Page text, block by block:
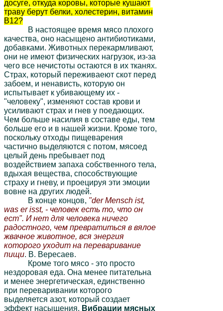
досуге, откуда коровы, которые кушают
траву берут белки, холестерин, витамин
В12?
В настоящее время мясо плохого
качества, оно насыщено антибиотиками,
добавками. Животных перекармливают,
они не имеют физических нагрузок, из-за
чего все нечистоты остаются в их тканях.
Страх, который переживаеют скот перед
забоем, и ненависть, которую он
испытывает к убивающему их -
"человеку", изменяют состав крови и
усиливают страх и гнев у поедающих.
Чем больше насилия в составе еды, тем
больше его и в нашей жизни. Кроме того,
поскольку отходы пищеварения
частично выделяются с потом, мясоед
целый день пребывает под
воздействием запаха собственного тела,
вдыхая вещества, способствующие
страху и гневу, и проецируя эти эмоции
вовне на других людей.
В конце концов, "der Mensch ist,
was er isst, - человек есть то, что он
ест". И нет для человека ничего
радостного, чем превратиться в вялое
жвачное животное, вся энергия
которого уходит на переваривание
пищи. В. Вересаев.
Кроме того мясо - это просто
нездоровая еда. Она менее питательна
и менее энергетическая, единственно
при переваривании которого
выделяется азот, который создает
эффект насыщения. Вибрации мясных